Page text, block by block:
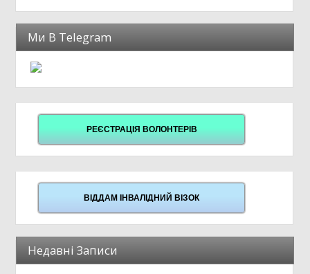
Ми В Telegram
РЕЄСТРАЦІЯ ВОЛОНТЕРІВ
ВІДДАМ ІНВАЛІДНИЙ ВІЗОК
Недавні Записи